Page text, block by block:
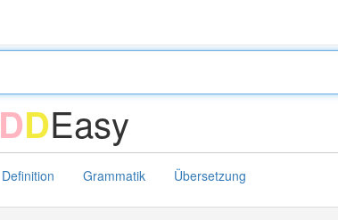
DDEasy
Definition Grammatik Übersetzung